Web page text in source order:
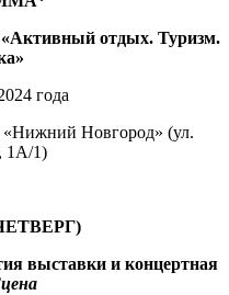
отдых. Туризм.
года
Новгород» (ул.
1А/1)
выставки и концертная